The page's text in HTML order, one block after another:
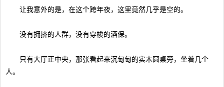
让我意外的是，在这个跨年夜，这里竟然几乎是空的。
没有拥挤的人群，没有穿梭的酒保。
只有大厅正中央，那张看起来沉甸甸的实木圆桌旁，坐着几个
人。